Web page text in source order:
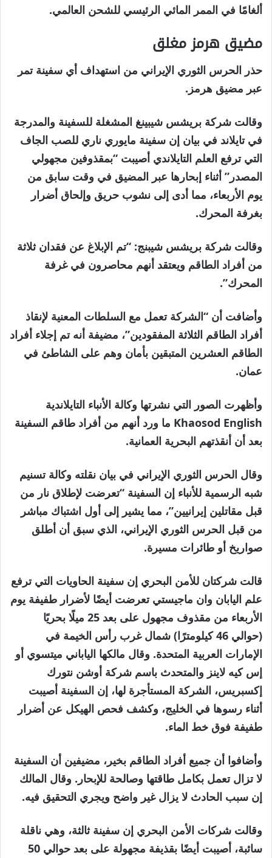
ألغامًا في الممر المائي الرئيسي للشحن العالمي.
مضيق هرمز مغلق
حذر الحرس الثوري الإيراني من استهداف أي سفينة تمر
عبر مضيق هرمز.
وقالت شركة بريشس شيبينغ المشغلة للسفينة والمدرجة
في تايلاند في بيان إن سفينة مايوري ناري للصب الجاف
التي ترفع العلم التايلاندي أصيبت “بمقذوفين مجهولي
المصدر” أثناء إبحارها عبر المضيق في وقت سابق من
يوم الأربعاء، مما أدى إلى نشوب حريق وإلحاق أضرار
بغرفة المحرك.
وقالت شركة بريشس شيبنج: “تم الإبلاغ عن فقدان ثلاثة
من أفراد الطاقم ويعتقد أنهم محاصرون في غرفة
المحرك”.
وأضافت أن “الشركة تعمل مع السلطات المعنية لإنقاذ
أفراد الطاقم الثلاثة المفقودين”، مضيفة أنه تم إجلاء أفراد
الطاقم العشرين المتبقين بأمان وهم على الشاطئ في
عمان.
وأظهرت الصور التي نشرتها وكالة الأنباء التايلاندية
Khaosod English ما ورد أنهم من أفراد طاقم السفينة
بعد أن أنقذتهم البحرية العمانية.
وقال الحرس الثوري الإيراني في بيان نقلته وكالة تسنيم
شبه الرسمية للأنباء إن السفينة “تعرضت لإطلاق نار من
قبل مقاتلين إيرانيين”، مما يشير إلى أول اشتباك مباشر
من قبل الحرس الثوري الإيراني، الذي سبق أن أطلق
صواريخ أو طائرات مسيرة.
قالت شركتان للأمن البحري إن سفينة الحاويات التي ترفع
علم اليابان وان ماجيستي تعرضت أيضًا لأضرار طفيفة يوم
الأربعاء من مقذوف مجهول على بعد 25 ميلًا بحريًا
(حوالي 46 كيلومترًا) شمال غرب رأس الخيمة في
الإمارات العربية المتحدة. وقال مالكها الياباني ميتسوي أو
إس كيه لاينز والمتحدث باسم شركة أوشن نتورك
إكسبريس، الشركة المستأجرة لها، إن السفينة أصيبت
أثناء رسوها في الخليج، وكشف فحص الهيكل عن أضرار
طفيفة فوق خط الماء.
وأضافوا أن جميع أفراد الطاقم بخير، مضيفين أن السفينة
لا تزال تعمل بكامل طاقتها وصالحة للإبحار. وقال المالك
إن سبب الحادث لا يزال غير واضح ويجري التحقيق فيه.
وقالت شركات الأمن البحري إن سفينة ثالثة، وهي ناقلة
سائبة، أصيبت أيضًا بقذيفة مجهولة على بعد حوالي 50